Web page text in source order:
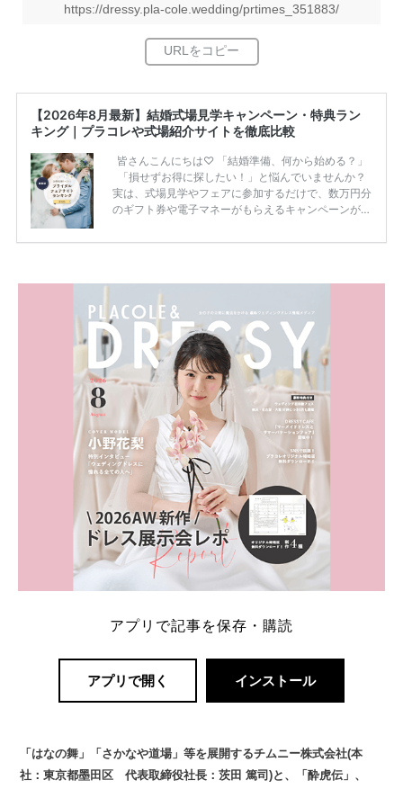
https://dressy.pla-cole.wedding/prtimes_351883/
【2026年8月最新】結婚式場見学キャンペーン・特典ラン
キング｜プラコレや式場紹介サイトを徹底比較
皆さんこんにちは♡ 「結婚準備、何から始める？」
「損せずお得に探したい！」と悩んでいませんか？
実は、式場見学やフェアに参加するだけで、数万円分
のギフト券や電子マネーがもらえるキャンペーンがあ
ため、比較せずに選ぶと損をしてしまうことも……。
内容：特典金額・条件・応募方法・注意点 「どこが
一番お得？」「プラコレの特典は？」といった疑問も
解決します。 まずは診断で候補を絞れる「ウェディ
ング診断」か、体験型 […]
続きを読む
アプリで記事を保存・購読
アプリで開く インストール
「はなの舞」「さかなや道場」等を展開するチムニー株式会社(本
社：東京都墨田区 代表取締役社長：茨田 篤司)と、「酔虎伝」、